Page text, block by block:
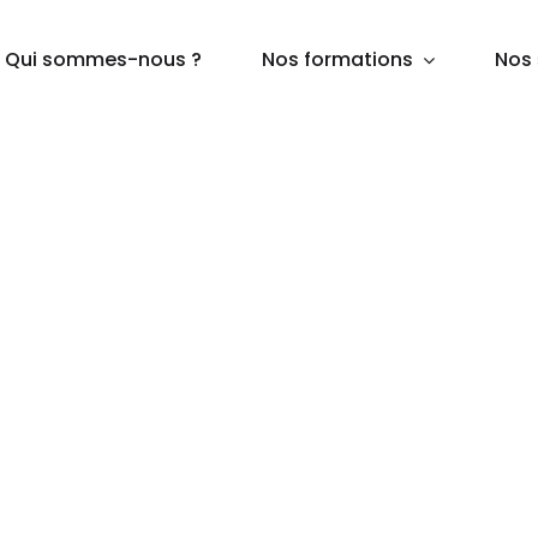
Qui sommes-nous ? Nos formations